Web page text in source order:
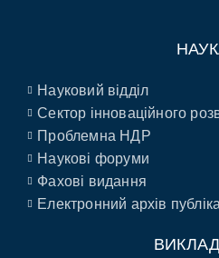
Науковий відділ
Сектор інноваційного
Проблемна НДР
Наукові форуми
Фахові видання
Електронний архів